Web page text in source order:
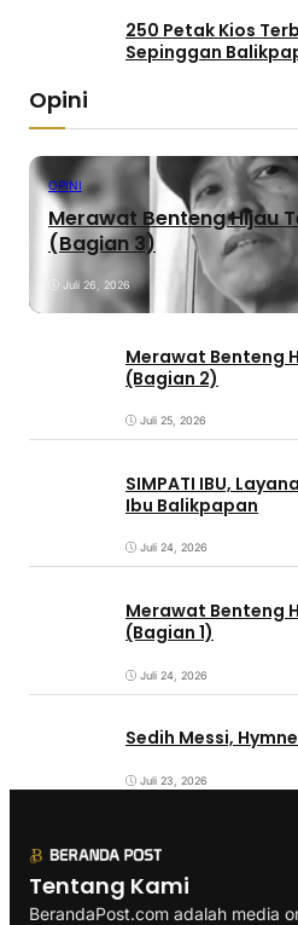
250 Petak Kios
Sepinggan
Opini
OPINI
Merawat Benteng Hijau
(Bagian 3)
Juli 26, 2026
Merawat Benteng
(Bagian 2)
Juli 25, 2026
SIMPATI IBU,
Ibu Balikpapan
Juli 24, 2026
Merawat Benteng
(Bagian 1)
Juli 24, 2026
Sedih Messi,
Juli 23, 2026
Tentang Kami
BerandaPost.com adalah media